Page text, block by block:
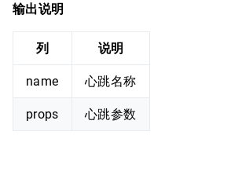
输出说明
列 说明
name 心跳名称
props 心跳参数